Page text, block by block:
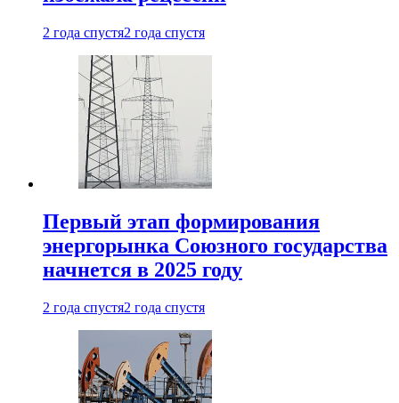
2 года спустя2 года спустя
Первый этап формирования
энергорынка Союзного государства
начнется в 2025 году
2 года спустя2 года спустя